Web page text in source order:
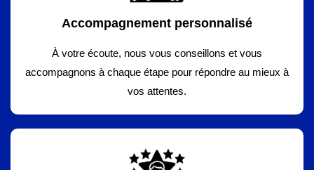
Accompagnement personnalisé
À votre écoute, nous vous conseillons et vous
accompagnons à chaque étape pour répondre au mieux à
vos attentes.